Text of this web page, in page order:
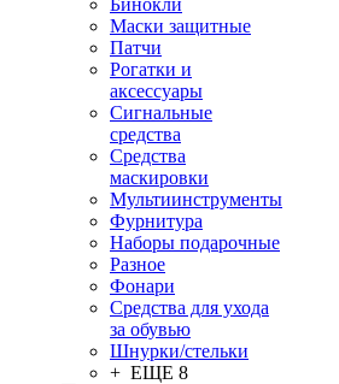
Бинокли
Маски защитные
Патчи
Рогатки и
аксессуары
Сигнальные
средства
Средства
маскировки
Мультиинструменты
Фурнитура
Наборы подарочные
Разное
Фонари
Средства для ухода
за обувью
Шнурки/стельки
+ ЕЩЕ 8